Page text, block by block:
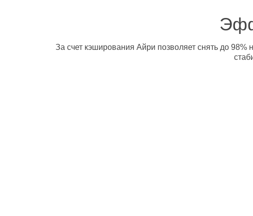
За счет кэширования Айри позволяет снять до 98%